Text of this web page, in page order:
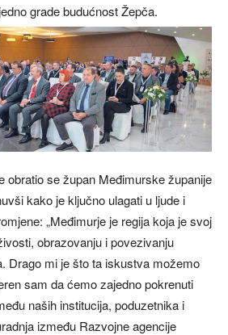
grade budućnost Žepča.
obratio se župan Međimurske županije
kako je ključno ulagati u ljude i
„Međimurje je regija koja je svoj
obrazovanju i povezivanju
Drago mi je što ta iskustva možemo
sam da ćemo zajedno pokrenuti
naših institucija, poduzetnika i
između Razvojne agencije